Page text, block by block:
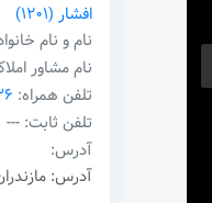
افشار (1201)
نام و نام
نام مشاور
تلفن همراه:
تلفن ثابت: ---
آدرس:
آدرس: